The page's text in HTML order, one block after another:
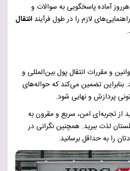
آماده پاسخگویی به سوالات و
لازم را در طول فرآیند انتقال
و مقررات انتقال پول بین‌المللی و
بنابراین تضمین می‌کند که حواله‌های
پردازش و نهایی شود.
از تجربه‌ای امن، سریع و مقرون به
لذت ببرید. همچنین نگرانی در
را به حداقل برسانید.